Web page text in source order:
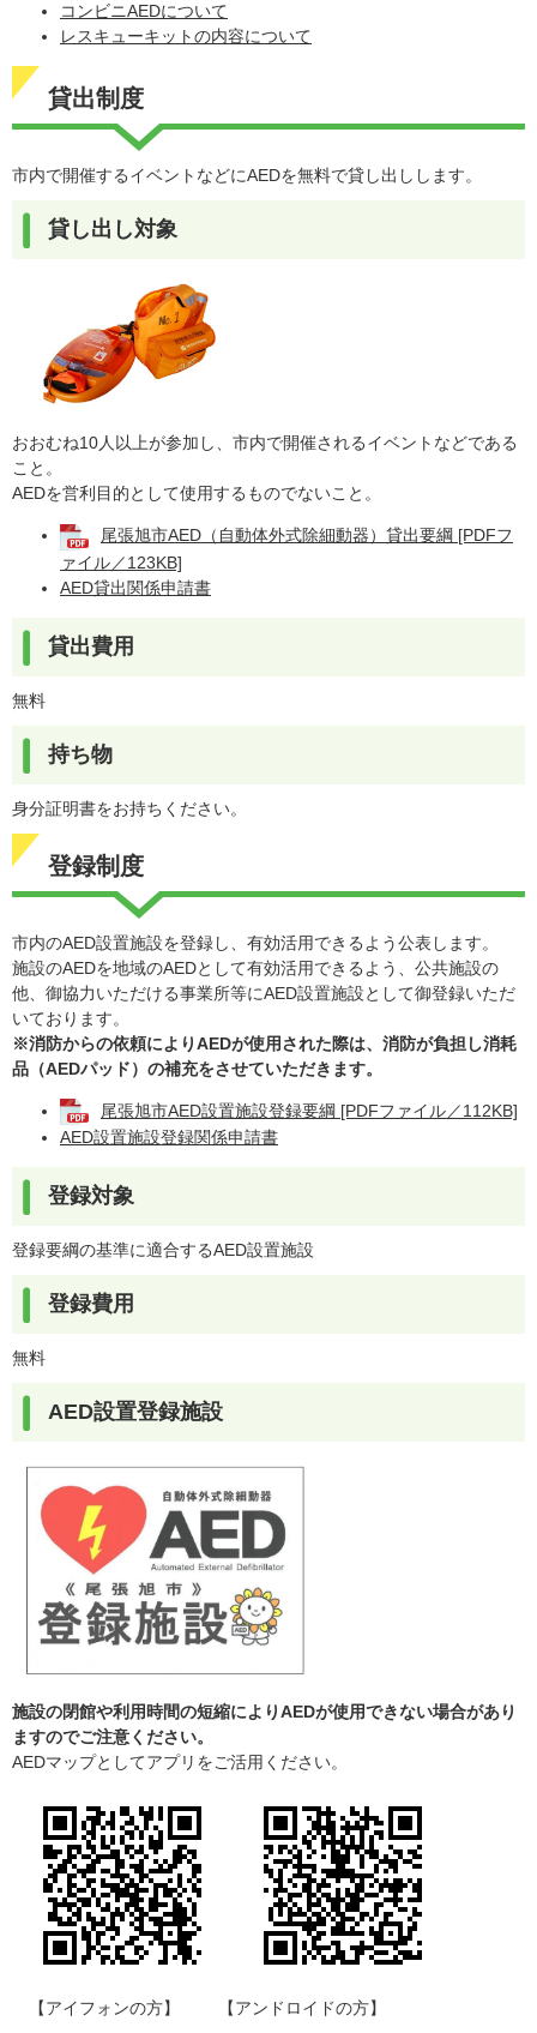
コンビニAEDについて
レスキューキットの内容について
貸出制度
市内で開催するイベントなどにAEDを無料で貸し出しします。
貸し出し対象
おおむね10人以上が参加し、市内で開催されるイベントなどである
こと。
AEDを営利目的として使用するものでないこと。
尾張旭市AED（自動体外式除細動器）貸出要綱 [PDFフ
ァイル／123KB]
AED貸出関係申請書
貸出費用
無料
持ち物
身分証明書をお持ちください。​
登録制度
市内のAED設置施設を登録し、有効活用できるよう公表します。
施設のAEDを地域のAEDとして有効活用できるよう、公共施設の
他、御協力いただける事業所等にAED設置施設として御登録いただ
いております。
※消防からの依頼によりAEDが使用された際は、消防が負担し消耗
品（AEDパッド）の補充をさせていただきます。
尾張旭市AED設置施設登録要綱 [PDFファイル／112KB]
AED設置施設登録関係申請書
登録対象
登録要綱の基準に適合するAED設置施設
登録費用
無料​
AED設置登録施設
施設の閉館や利用時間の短縮によりAEDが使用できない場合があり
ますのでご注意ください。
AEDマップとしてアプリをご活用ください。
【アイフォンの方】 【アンドロイドの方】